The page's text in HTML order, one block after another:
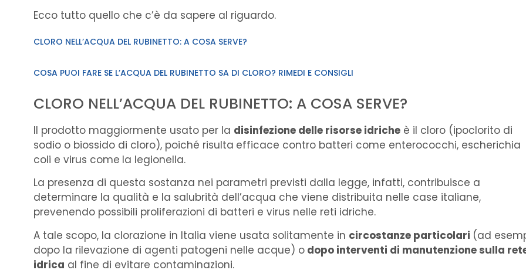
Ecco tutto quello che c’è da sapere al riguardo.
CLORO NELL’ACQUA DEL RUBINETTO: A COSA SERVE?
COSA PUOI FARE SE L’ACQUA DEL RUBINETTO SA DI CLORO? RIMEDI E CONSIGLI
CLORO NELL’ACQUA DEL RUBINETTO: A COSA SERVE?
Il prodotto maggiormente usato per la disinfezione delle risorse idriche è il cloro (ipoclorito di
sodio o biossido di cloro), poiché risulta efficace contro batteri come enterococchi, escherichia
coli e virus come la legionella.
La presenza di questa sostanza nei parametri previsti dalla legge, infatti, contribuisce a
determinare la qualità e la salubrità dell’acqua che viene distribuita nelle case italiane,
prevenendo possibili proliferazioni di batteri e virus nelle reti idriche.
A tale scopo, la clorazione in Italia viene usata solitamente in circostanze particolari (ad
dopo la rilevazione di agenti patogeni nelle acque) o dopo interventi di manutenzione sulla
idrica al fine di evitare contaminazioni.